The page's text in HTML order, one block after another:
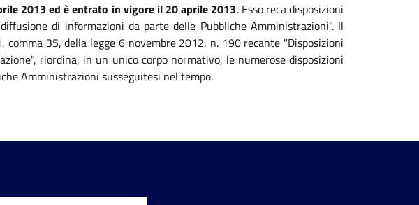
2013 ed è entrato in vigore il 20 aprile 2013. Esso reca disposizioni
di informazioni da parte delle Pubbliche Amministrazioni". Il
35, della legge 6 novembre 2012, n. 190 recante "Disposizioni
riordina, in un unico corpo normativo, le numerose disposizioni
Amministrazioni susseguitesi nel tempo.